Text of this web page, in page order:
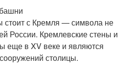
стоит с Кремля — символа не
России. Кремлевские стены и
еще в XV веке и являются
столицы.